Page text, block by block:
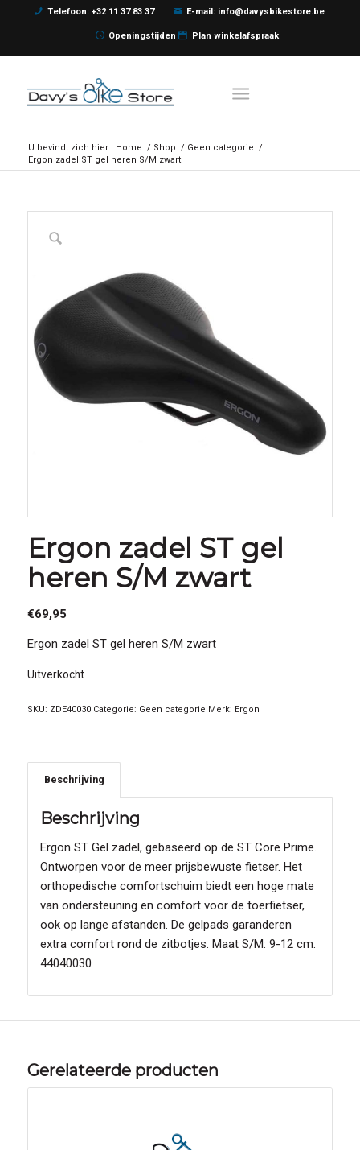
Telefoon: +32 11 37 83 37 E-mail: info@davysbikestore.be
Openingstijden Plan winkelafspraak
U bevindt zich hier: Home / Shop / Geen categorie /
Ergon zadel ST gel heren S/M zwart
Ergon zadel ST gel
heren S/M zwart
€69,95
Ergon zadel ST gel heren S/M zwart
Uitverkocht
SKU: ZDE40030 Categorie: Geen categorie Merk: Ergon
Beschrijving
Beschrijving
Ergon ST Gel zadel, gebaseerd op de ST Core Prime.
Ontworpen voor de meer prijsbewuste fietser. Het
orthopedische comfortschuim biedt een hoge mate
van ondersteuning en comfort voor de toerfietser,
ook op lange afstanden. De gelpads garanderen
extra comfort rond de zitbotjes. Maat S/M: 9-12 cm.
44040030
Gerelateerde producten